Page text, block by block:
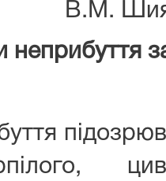
В.М.
неприбуття